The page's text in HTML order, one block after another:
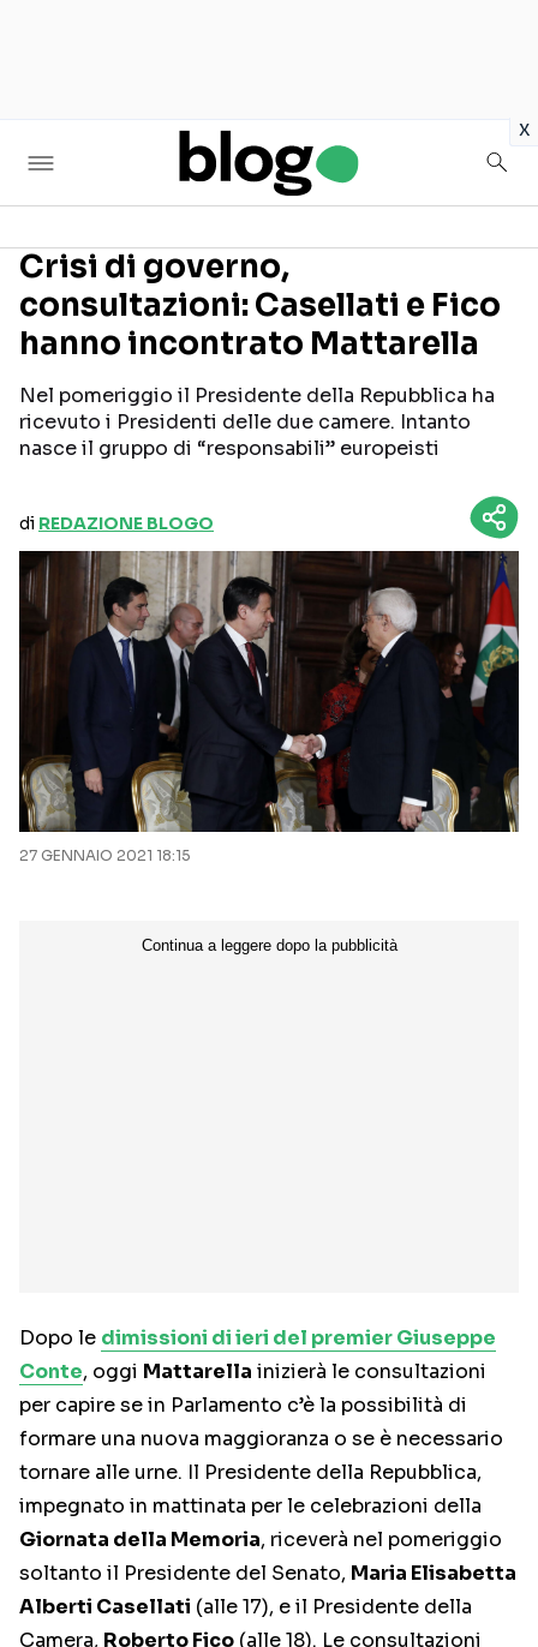
x
Seguici sui social
Crisi di governo,
consultazioni: Casellati e Fico
hanno incontrato Mattarella
Nel pomeriggio il Presidente della Repubblica ha
ricevuto i Presidenti delle due camere. Intanto
nasce il gruppo di “responsabili” europeisti
di REDAZIONE BLOGO
27 GENNAIO 2021 18:15
Dopo le dimissioni di ieri del premier Giuseppe
Conte, oggi Mattarella inizierà le consultazioni
per capire se in Parlamento c’è la possibilità di
formare una nuova maggioranza o se è necessario
tornare alle urne. Il Presidente della Repubblica,
impegnato in mattinata per le celebrazioni della
Giornata della Memoria, riceverà nel pomeriggio
soltanto il Presidente del Senato, Maria Elisabetta
Alberti Casellati (alle 17), e il Presidente della
Camera, Roberto Fico (alle 18). Le consultazioni